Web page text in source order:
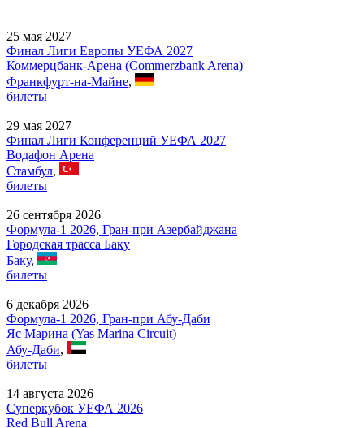
25 мая 2027
Финал Лиги Европы УЕФА 2027
Коммерцбанк-Арена (Commerzbank Arena)
Франкфурт-на-Майне,
билеты
29 мая 2027
Финал Лиги Конференций УЕФА 2027
Водафон Арена
Стамбул,
билеты
26 сентября 2026
Формула-1 2026, Гран-при Азербайджана
Городская трасса Баку
Баку,
билеты
6 декабря 2026
Формула-1 2026, Гран-при Абу-Даби
Яс Марина (Yas Marina Circuit)
Абу-Даби,
билеты
14 августа 2026
Суперкубок УЕФА 2026
Red Bull Arena